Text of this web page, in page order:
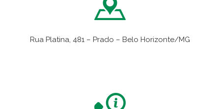
Rua Platina, 481 – Prado – Belo Horizonte/MG